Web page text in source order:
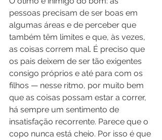
pessoas precisam de ser boas em
algumas áreas e de perceber que
também têm limites e que, às vezes,
as coisas correm mal. É preciso que
os pais deixem de ser tão exigentes
consigo próprios e até para com os
filhos — nesse ritmo, por muito bem
que as coisas possam estar a correr,
há sempre um sentimento de
insatisfação recorrente. Parece que o
copo nunca está cheio. Por isso é que